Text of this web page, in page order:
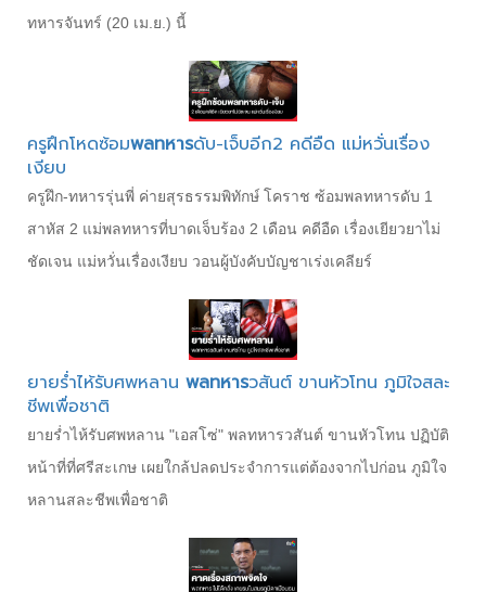
ทหารจันทร์ (20 เม.ย.) นี้
ครูฝึกโหดซ้อมพลทหารดับ-เจ็บอีก2 คดีอืด แม่หวั่นเรื่อง
เงียบ
ครูฝึก-ทหารรุ่นพี่ ค่ายสุรธรรมพิทักษ์ โคราช ซ้อมพลทหารดับ 1
สาหัส 2 แม่พลทหารที่บาดเจ็บร้อง 2 เดือน คดีอืด เรื่องเยียวยาไม่
ชัดเจน แม่หวั่นเรื่องเงียบ วอนผู้บังคับบัญชาเร่งเคลียร์
ยายร่ำไห้รับศพหลาน พลทหารวสันต์ ขานหัวโทน ภูมิใจสละ
ชีพเพื่อชาติ
ยายร่ำไห้รับศพหลาน "เอสโซ่" พลทหารวสันต์ ขานหัวโทน ปฏิบัติ
หน้าที่ที่ศรีสะเกษ เผยใกล้ปลดประจำการแต่ต้องจากไปก่อน ภูมิใจ
หลานสละชีพเพื่อชาติ